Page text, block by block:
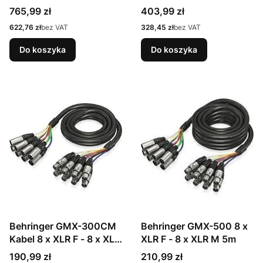
25,4 / 3,2 mm (1 / 3.2")
CMOS USB 2.0
Cena
765,99 zł
Cena
622,76 złbez VAT
Do koszyka
reguliatoriumi
Cena
403,99 zł
Cena
328,45 złbez VAT
Do koszyka
Behringer GMX-300CM
Kabel 8 x XLR F - 8 x XLR
M 3m
Cena
190,99 zł
Behringer GMX-500 8 x
XLR F - 8 x XLR M 5m
Cena
210,99 zł